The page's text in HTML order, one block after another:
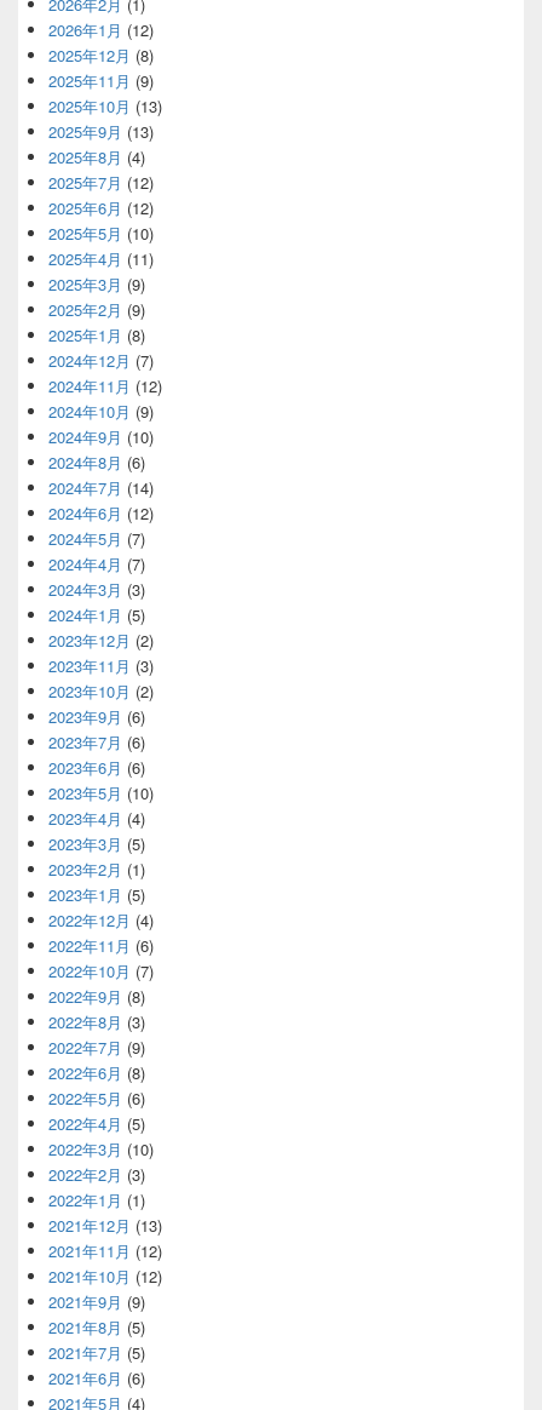
2026年1月 (12)
2025年12月 (8)
2025年11月 (9)
2025年10月 (13)
2025年9月 (13)
2025年8月 (4)
2025年7月 (12)
2025年6月 (12)
2025年5月 (10)
2025年4月 (11)
2025年3月 (9)
2025年2月 (9)
2025年1月 (8)
2024年12月 (7)
2024年11月 (12)
2024年10月 (9)
2024年9月 (10)
2024年8月 (6)
2024年7月 (14)
2024年6月 (12)
2024年5月 (7)
2024年4月 (7)
2024年3月 (3)
2024年1月 (5)
2023年12月 (2)
2023年11月 (3)
2023年10月 (2)
2023年9月 (6)
2023年7月 (6)
2023年6月 (6)
2023年5月 (10)
2023年4月 (4)
2023年3月 (5)
2023年2月 (1)
2023年1月 (5)
2022年12月 (4)
2022年11月 (6)
2022年10月 (7)
2022年9月 (8)
2022年8月 (3)
2022年7月 (9)
2022年6月 (8)
2022年5月 (6)
2022年4月 (5)
2022年3月 (10)
2022年2月 (3)
2022年1月 (1)
2021年12月 (13)
2021年11月 (12)
2021年10月 (12)
2021年9月 (9)
2021年8月 (5)
2021年7月 (5)
2021年6月 (6)
2021年5月 (4)